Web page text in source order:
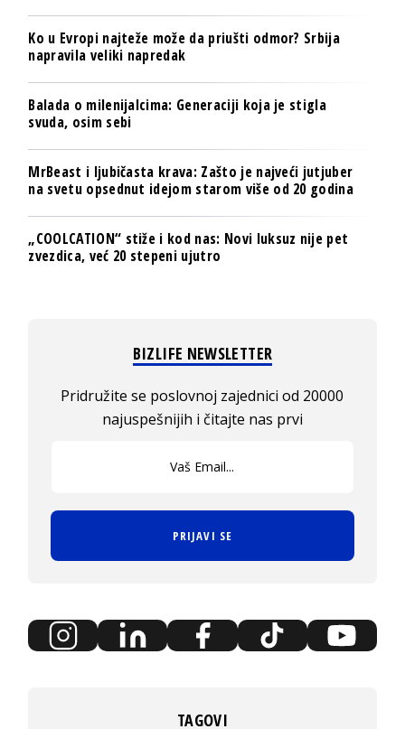
Ko u Evropi najteže može da priušti odmor? Srbija
napravila veliki napredak
Balada o milenijalcima: Generaciji koja je stigla
svuda, osim sebi
MrBeast i ljubičasta krava: Zašto je najveći jutjuber
na svetu opsednut idejom starom više od 20 godina
„COOLCATION“ stiže i kod nas: Novi luksuz nije pet
zvezdica, već 20 stepeni ujutro
BIZLIFE NEWSLETTER
Pridružite se poslovnoj zajednici od 20000
najuspešnijih i čitajte nas prvi
PRIJAVI SE
TAGOVI